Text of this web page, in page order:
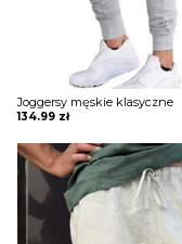
Joggersy męskie klasyczne
134.99 zł